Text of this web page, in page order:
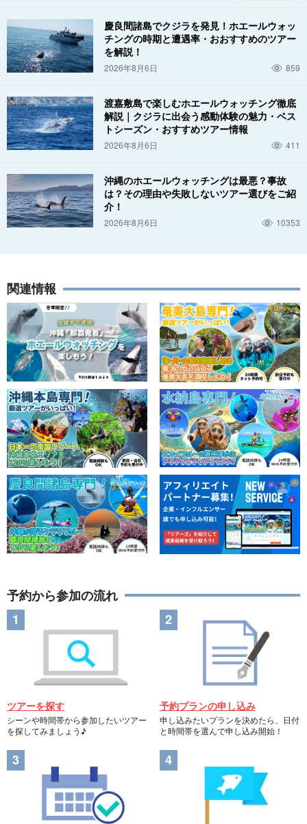
慶良間諸島でクジラを発見！ホエールウォッ
チングの時期と遭遇率・おおすすめのツアー
を解説！
2026年8月6日 859
渡嘉敷島で楽しむホエールウォッチング徹底
解説｜クジラに出会う感動体験の魅力・ベス
トシーズン・おすすめツアー情報
2026年8月6日 411
沖縄のホエールウォッチングは最悪？事故
は？その理由や失敗しないツアー選びをご紹
介！
2026年8月6日 10353
関連情報
予約から参加の流れ
ツアーを探す
シーンや時間帯から参加したいツアー
を探してみましょう♪
予約プランの申し込み
申し込みたいプランを決めたら、日付
と時間帯を選んで申し込み開始！